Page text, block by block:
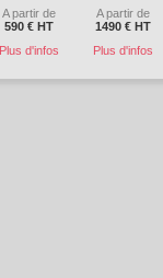
A partir de
590 € HT
Plus d'infos
A partir de
1490 € HT
Plus d'infos